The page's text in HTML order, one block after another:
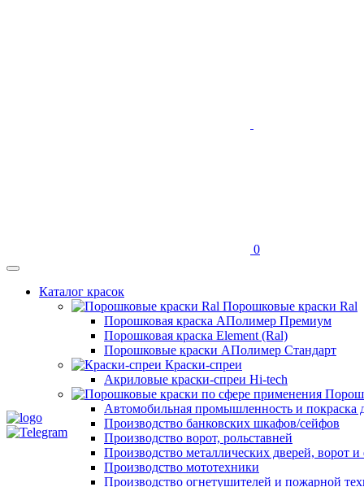
0
Каталог красок
Порошковые краски Ral
Порошковая краска АПолимер Премиум
Порошковая краска Element (Ral)
Порошковые краски АПолимер Стандарт
Краски-спреи
Акриловые краски-спреи Hi-tech
Автомобильная промышленность и покраска
Производство банковских шкафов/сейфов
Производство ворот, рольставней
Производство металлических дверей, ворот
Производство мототехники
Производство огнетушителей и пожарной